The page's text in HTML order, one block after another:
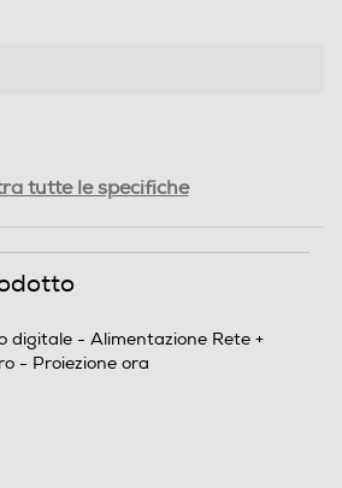
tutte le specifiche
digitale - Alimentazione Rete +
- Proiezione ora